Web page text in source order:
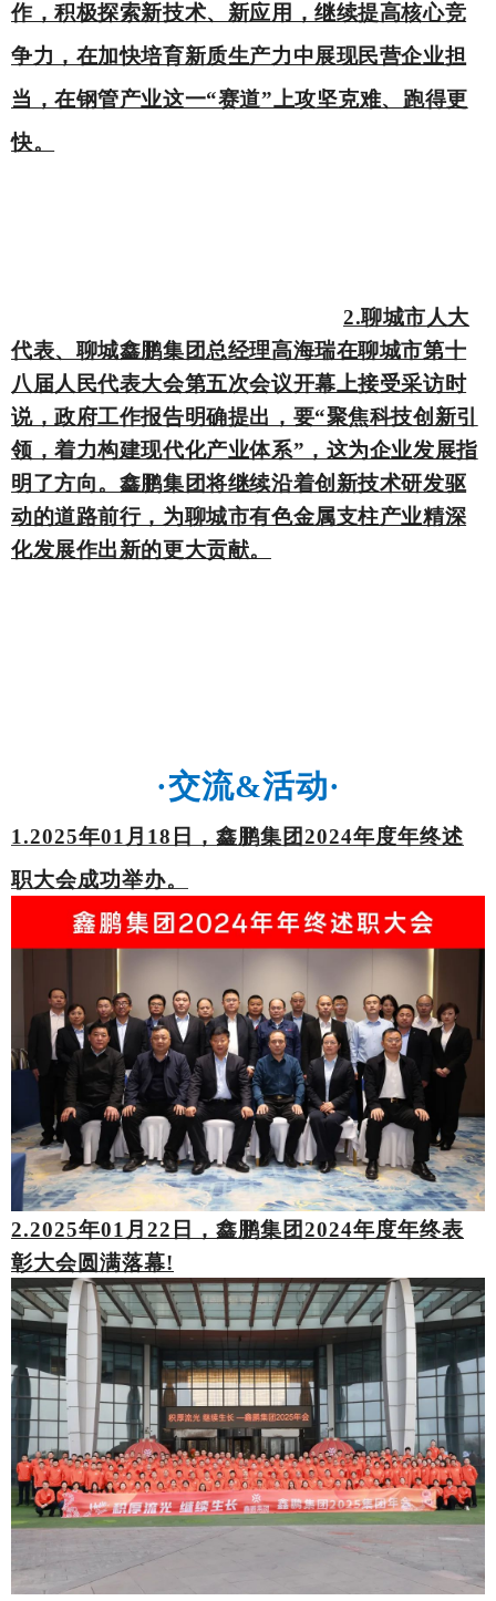
作，积极探索新技术、新应用，继续提高核心竞
争力，在加快培育新质生产力中展现民营企业担
当，在钢管产业这一“赛道”上攻坚克难、跑得更
快。
2.聊城市人大
代表、聊城鑫鹏集团总经理高海瑞在聊城市第十
八届人民代表大会第五次会议开幕上接受采访时
说，政府工作报告明确提出，要“聚焦科技创新引
领，着力构建现代化产业体系”，这为企业发展指
明了方向。鑫鹏集团将继续沿着创新技术研发驱
动的道路前行，为聊城市有色金属支柱产业精深
化发展作出新的更大贡献。
·交流&活动·
1.2025年01月18日，鑫鹏集团2024年度年终述
职大会成功举办。
2.2025年01月22日，鑫鹏集团2024年度年终表
彰大会圆满落幕!